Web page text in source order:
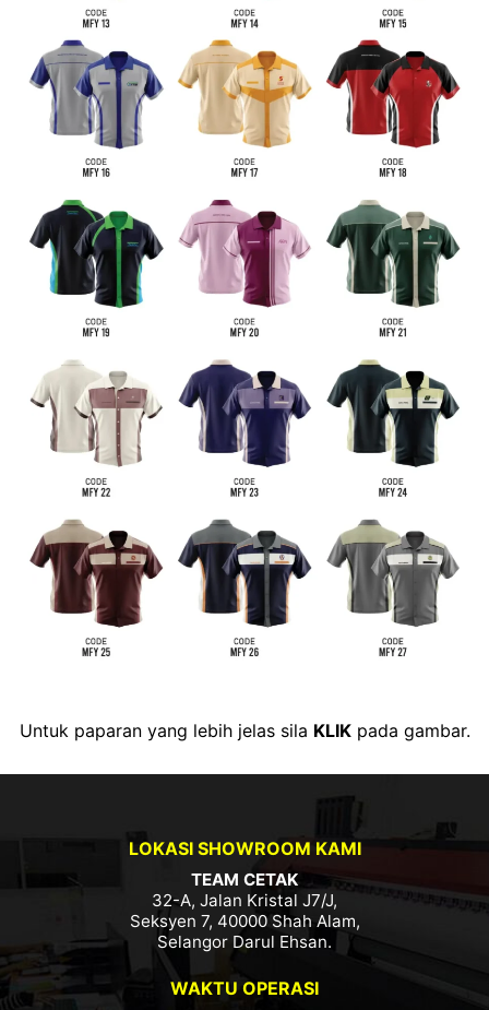
Untuk paparan yang lebih jelas sila KLIKpada gambar.
LOKASI SHOWROOM KAMI
TEAM CETAK
32-A, Jalan Kristal J7/J,
Seksyen 7, 40000 Shah Alam,
Selangor Darul Ehsan.
WAKTU OPERASI